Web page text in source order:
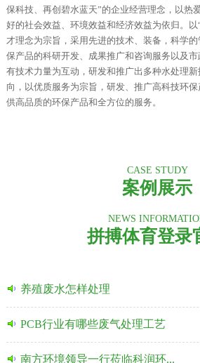
保科技、再创碧水蓝天”的企业经营理念，以热
好的社会效益、环境效益和经济效益为依归。
才理念为宗旨，采用先进的技术、装备，科学
保产品的科研开发、成果推广和咨询服务以及
有技术力量为互动，研发和推广出多种水处理
向，以优质服务为宗旨，研发、推广高科技环
供高品质的环保产品和全方位的服务。
CASE STUDY
案例展示
NEWS
拼搏体育登录
养殖废水怎样处理
PCB行业有哪些废气处理工艺
南方环境领导一行莅临科润环...